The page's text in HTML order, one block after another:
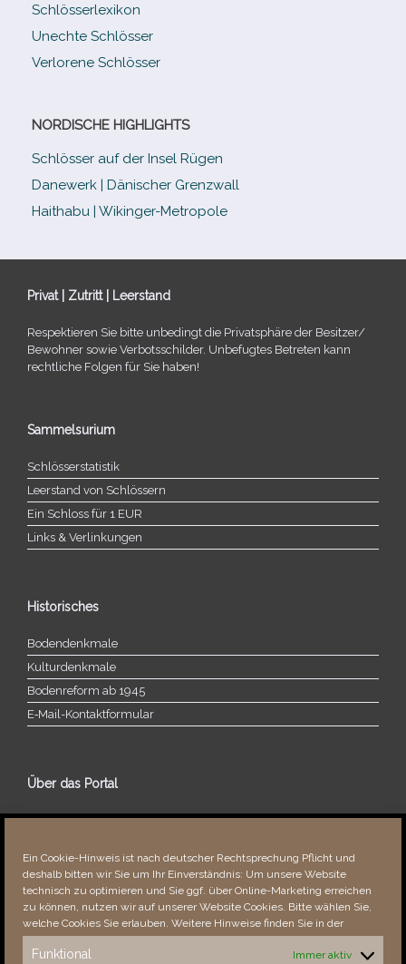
Ein Cookie-Hinweis ist nach deutscher Rechtsprechung Pflicht und
deshalb bitten wir Sie um Ihr Einverständnis: Um unsere Website
technisch zu optimieren und Sie ggf. über Online-Marketing erreichen
zu können, nutzen wir auf unserer Website Cookies. Bitte wählen Sie,
welche Cookies Sie erlauben. Weitere Hinweise finden Sie in der
Funktional Immer aktiv
Schlösserlexikon
Unechte Schlösser
Verlorene Schlösser
NORDISCHE HIGHLIGHTS
Schlösser auf der Insel Rügen
Danewerk | Dänischer Grenzwall
Haithabu | Wikinger-Metropole
Privat | Zutritt | Leerstand
Respektieren Sie bitte unbe­dingt die Privatsphäre der Besitzer/​
Bewohner sowie Verbotsschilder. Unbefugtes Betreten kann
recht­li­che Folgen für Sie haben!
Sammelsurium
Schlösserstatistik
Leerstand von Schlössern
Ein Schloss für 1 EUR
Links & Verlinkungen
Historisches
Bodendenkmale
Kulturdenkmale
Bodenreform ab 1945
E‑Mail-​​Kontaktformular
Über das Portal
Über dieses Portal
Fehler bemerkt?
Besucher seit 08/​2021